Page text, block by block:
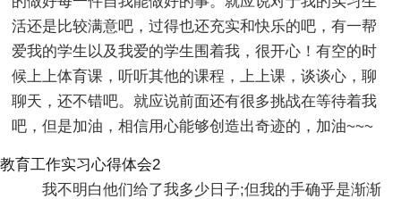
活还是比较满意吧，过得也还充实和快乐的吧，有一帮
爱我的学生以及我爱的学生围着我，很开心！有空的时
候上上体育课，听听其他的课程，上上课，谈谈心，聊
聊天，还不错吧。就应说前面还有很多挑战在等待着我
吧，但是加油，相信用心能够创造出奇迹的，加油~~~
教育工作实习心得体会2
我不明白他们给了我多少日子;但我的手确乎是渐渐